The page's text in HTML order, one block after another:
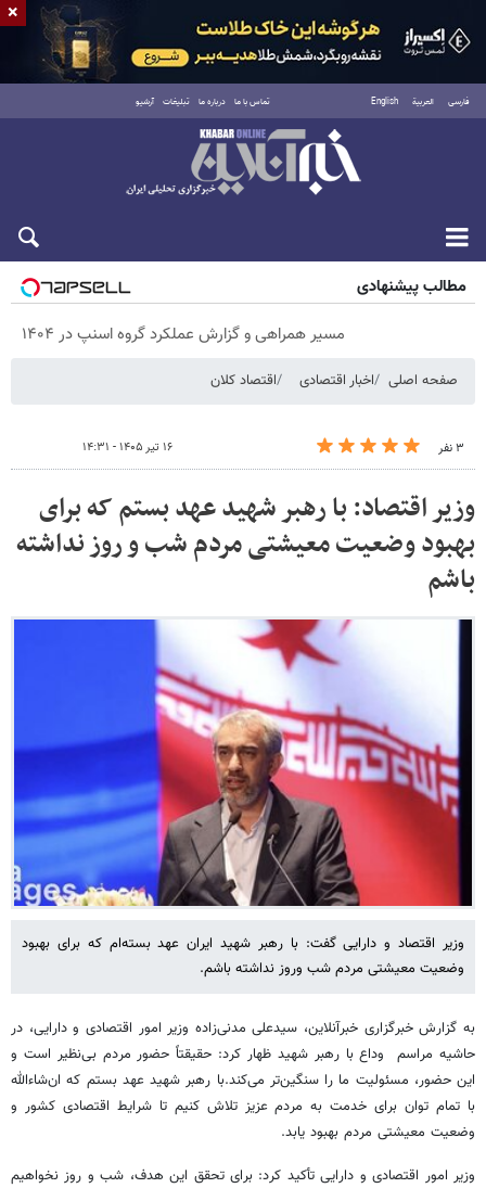
فارسی العربية English تماس با ما درباره ما تبلیغات آرشیو
پنجشنبه ۱۵ مرداد ۱۴۰۵
مطالب پیشنهادی
مسیر همراهی و گزارش عملکرد گروه اسنپ در ۱۴۰۴
صفحه اصلی اخبار اقتصادی اقتصاد کلان
۳ نفر ۱۶ تیر ۱۴۰۵ - ۱۴:۳۱
وزیر اقتصاد: با رهبر شهید عهد بستم که برای
بهبود وضعیت معیشتی مردم شب و روز نداشته
باشم
وزیر اقتصاد و دارایی گفت: با رهبر شهید ایران عهد بسته‌ام که برای بهبود
وضعیت معیشتی مردم شب وروز نداشته باشم.
به گزارش خبرگزاری خبرآنلاین، سیدعلی مدنی‌زاده وزیر امور اقتصادی و دارایی، در
حاشیه مراسم وداع با رهبر شهید ظهار کرد: حقیقتاً حضور مردم بی‌نظیر است و
این حضور، مسئولیت ما را سنگین‌تر می‌کند.با رهبر شهید عهد بستم که ان‌شاءالله
با تمام توان برای خدمت به مردم عزیز تلاش کنیم تا شرایط اقتصادی کشور و
وضعیت معیشتی مردم بهبود یابد.
وزیر امور اقتصادی و دارایی تأکید کرد: برای تحقق این هدف، شب و روز نخواهیم
×